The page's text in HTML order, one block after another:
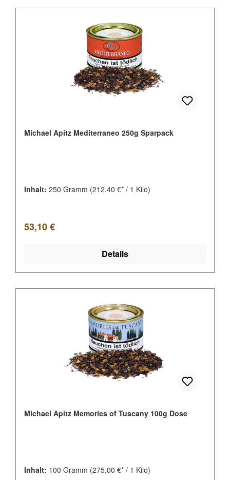
Michael Apitz Mediterraneo 250g Sparpack
Inhalt: 250 Gramm (212,40 €* / 1 Kilo)
Regulärer Preis:
53,10 €
Details
Michael Apitz Memories of Tuscany 100g Dose
Inhalt: 100 Gramm (275,00 €* / 1 Kilo)